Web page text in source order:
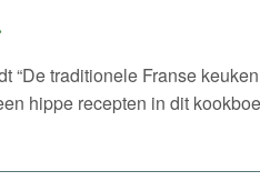
“De traditionele Franse
hippe recepten in dit